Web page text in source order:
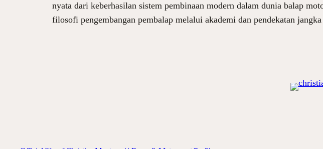
nyata dari keberhasilan sistem pembinaan modern dalam dunia balap
filosofi pengembangan pembalap melalui akademi dan pendekatan